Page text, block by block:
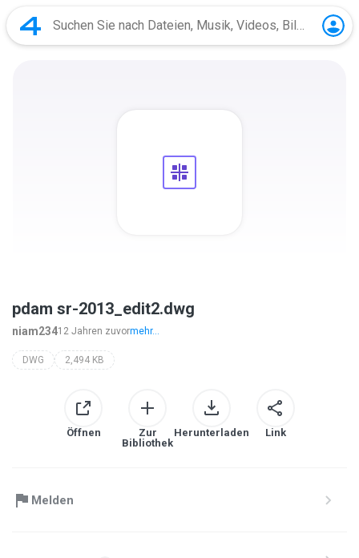
pdam sr-2013_edit2.dwg
niam23412 Jahren zuvormehr...
DWG 2,494 KB
Öffnen
Zur
Bibliothek
Herunterladen Link
Melden